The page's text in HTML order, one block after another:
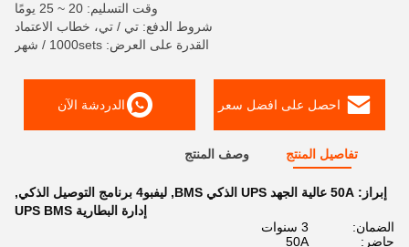
وقت التسليم: 20 ~ 25 يومًا
شروط الدفع: تي / تي، خطاب الاعتماد
القدرة على العرض: 1000sets / شهر
احصل على افضل سعر الدردشة الآن
تفاصيل المنتج وصف المنتج
إبراز: 50A عالية الجهد UPS الذكي BMS , ليفبو4 برنامج التوصيل الذكي
,
إدارة البطارية UPS BMS
الضمان:
3 سنوات
حاضِر:
50A